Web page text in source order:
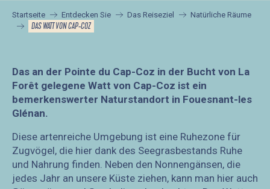
Startseite Entdecken Sie Das Reiseziel Natürliche Räume
DAS WATT VON CAP-COZ
Das an der Pointe du Cap-Coz in der Bucht von La
Forêt gelegene Watt von Cap-Coz ist ein
bemerkenswerter Naturstandort in Fouesnant-les
Glénan.
Diese artenreiche Umgebung ist eine Ruhezone für
Zugvögel, die hier dank des Seegrasbestands Ruhe
und Nahrung finden. Neben den Nonnengänsen, die
jedes Jahr an unsere Küste ziehen, kann man hier auch